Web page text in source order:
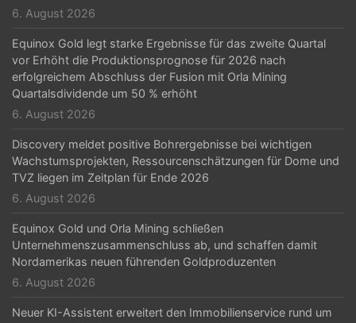
6. August 2026
Equinox Gold legt starke Ergebnisse für das zweite Quartal
vor Erhöht die Produktionsprognose für 2026 nach
erfolgreichem Abschluss der Fusion mit Orla Mining
Quartalsdividende um 50 % erhöht
6. August 2026
Discovery meldet positive Bohrergebnisse bei wichtigen
Wachstumsprojekten, Ressourcenschätzungen für Dome und
TVZ liegen im Zeitplan für Ende 2026
6. August 2026
Equinox Gold und Orla Mining schließen
Unternehmenszusammenschluss ab, und schaffen damit
Nordamerikas neuen führenden Goldproduzenten
6. August 2026
Neuer KI-Assistent erweitert den Immobilienservice rund um